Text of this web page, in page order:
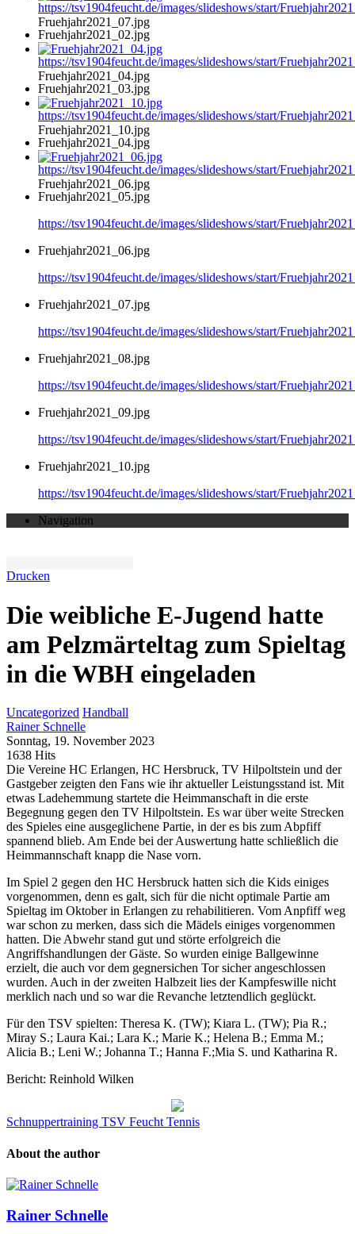
Fruehjahr2021_07.jpg
Fruehjahr2021_04.jpg
Fruehjahr2021_10.jpg
Fruehjahr2021_06.jpg
https://tsv1904feucht.de/images/slideshows/start/
Fruehjahr2021_02.jpg
https://tsv1904feucht.de/images/slideshows/start/
Fruehjahr2021_03.jpg
https://tsv1904feucht.de/images/slideshows/start/
Fruehjahr2021_04.jpg
https://tsv1904feucht.de/images/slideshows/start/
Fruehjahr2021_05.jpg
https://tsv1904feucht.de/images/slideshows/start/
Fruehjahr2021_06.jpg
https://tsv1904feucht.de/images/slideshows/start/
Fruehjahr2021_07.jpg
https://tsv1904feucht.de/images/slideshows/start/
Fruehjahr2021_08.jpg
https://tsv1904feucht.de/images/slideshows/start/
Fruehjahr2021_09.jpg
https://tsv1904feucht.de/images/slideshows/start/
Fruehjahr2021_10.jpg
https://tsv1904feucht.de/images/slideshows/start/
Navigation
Drucken
Die weibliche E-Jugend hatte
am Pelzmärteltag zum Spieltag
in die WBH eingeladen
Uncategorized Handball
Rainer Schnelle
Sonntag, 19. November 2023
1638 Hits
Die Vereine HC Erlangen, HC Hersbruck, TV Hilpoltstein und der
Gastgeber zeigten den Fans wie ihr aktueller Leistungsstand ist. Mit
etwas Ladehemmung startete die Heimmanschaft in die erste
Begegnung gegen den TV Hilpoltstein. Es war über weite Strecken
des Spieles eine ausgeglichene Partie, in der es bis zum Abpfiff
spannend blieb. Am Ende bei der Auswertung hatte schließlich die
Heimmannschaft knapp die Nase vorn.
Im Spiel 2 gegen den HC Hersbruck hatten sich die Kids einiges
vorgenommen, denn es galt, sich für die nicht optimale Partie am
Spieltag im Oktober in Erlangen zu rehabilitieren. Vom Anpfiff weg
war schon zu merken, dass sich die Mädels einiges vorgenommen
hatten. Die Abwehr stand gut und störte erfolgreich die
Angriffshandlungen der Gäste. So wurden einige Ballgewinne
erzielt, die auch vor dem gegnersichen Tor sicher angeschlossen
wurden. Auch in der zweiten Halbzeit lies der Kampfeswille nicht
merklich nach und so war die Revanche letztendlich geglückt.
Für den TSV spielten: Theresa K. (TW); Kiara L. (TW); Pia R.;
Miray S.; Laura Kai.; Lara K.; Marie K.; Helena B.; Emma M.;
Alicia B.; Leni W.; Johanna T.; Hanna F.;Mia S. und Katharina R.
Bericht: Reinhold Wilken
Schnuppertraining TSV Feucht Tennis
About the author
Rainer Schnelle